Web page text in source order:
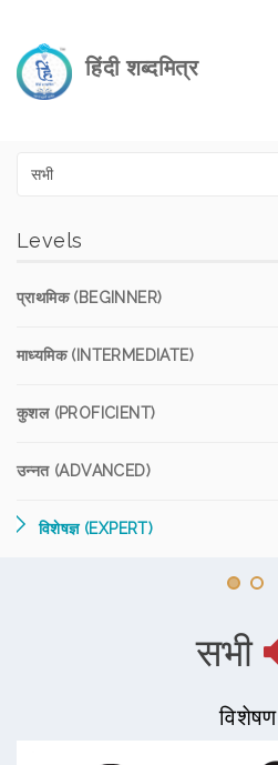
हिंदी शब्दमित्र
Levels
प्राथमिक (BEGINNER)
माध्यमिक (INTERMEDIATE)
कुशल (PROFICIENT)
उन्नत (ADVANCED)
विशेषज्ञ (EXPERT)
सभी
विशेषण